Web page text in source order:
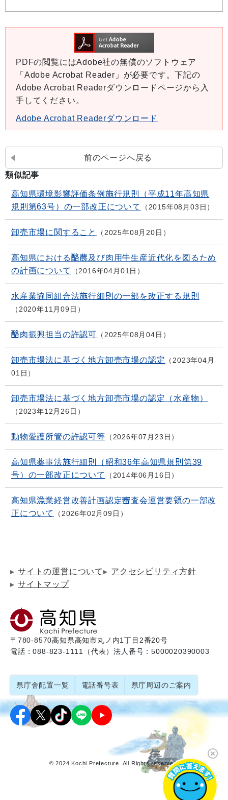
PDFの閲覧にはAdobe社の無償のソフトウェア
「Adobe Acrobat Reader」が必要です。下記の
Adobe Acrobat Readerダウンロードページから入
手してください。
Adobe Acrobat Readerダウンロード
前のページへ戻る
類似記事
高知県環境影響評価条例施行規則（平成11年高知県
規則第63号）の一部改正について
2015年08月03日
卸売市場に関すること 2025年08月20日
高知県における酪農及び肉用牛生産近代化を図るため
の計画について
2016年04月01日
水産業協同組合法施行細則の一部を改正する規則
2020年11月09日
酪肉振興担当の許認可 2025年08月04日
卸売市場法に基づく地方卸売市場の認定
2023年04月
01日
卸売市場法に基づく地方卸売市場の認定（水産物）
2023年12月26日
動物愛護所管の許認可等 2026年07月23日
高知県薬事法施行細則（昭和36年高知県規則第39
号）の一部改正について
2014年06月16日
高知県漁業経営改善計画認定審査会運営要領の一部改
正について
2026年02月09日
サイトの運営について
アクセシビリティ方針
サイトマップ
〒780-8570高知県高知市丸ノ内1丁目2番20号
電話：088-823-1111（代表）法人番号：5000020390003
県庁舎配置一覧 電話番号表 県庁周辺のご案内
© 2024 Kochi Prefecture. All Rights reserved.